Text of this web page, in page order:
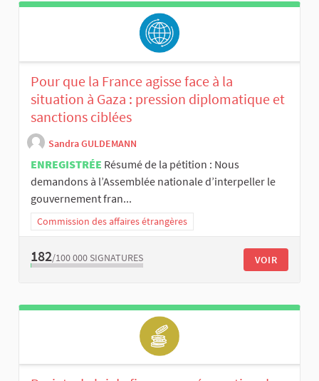
Pour que la France agisse face à la
situation à Gaza : pression diplomatique et
sanctions ciblées
Sandra GULDEMANN
ENREGISTRÉE Résumé de la pétition : Nous
demandons à l’Assemblée nationale d’interpeller le
gouvernement fran...
Commission des affaires étrangères
182/100 000 SIGNATURES VOIR